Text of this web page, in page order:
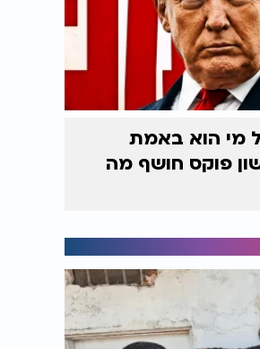
מי הוא באמת
פוקס חושף מה